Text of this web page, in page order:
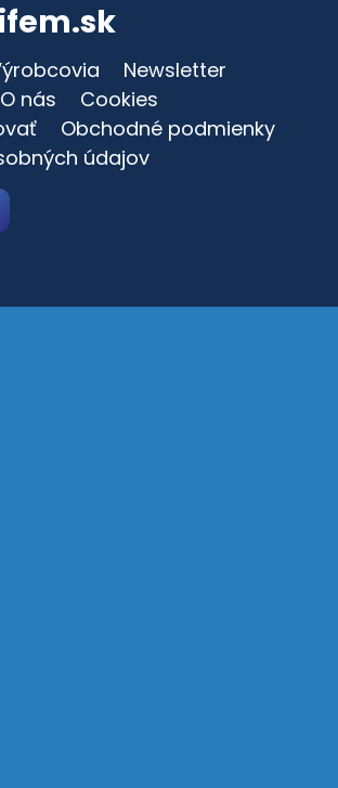
Newsletter
O nás
Cookies
Obchodné podmienky
údajov